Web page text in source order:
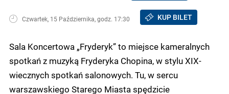
Czwartek, 15 Października, godz. 17:30 KUP BILET
Sala Koncertowa „Fryderyk” to miejsce kameralnych
spotkań z muzyką Fryderyka Chopina, w stylu XIX-
wiecznych spotkań salonowych. Tu, w sercu
warszawskiego Starego Miasta spędzicie